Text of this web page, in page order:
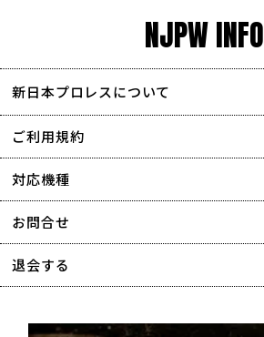
NJPW INFO
新日本プロレスについて
会社情報
採用情報
協賛・広告媒体のご案内
特定商取引に関する表記
ご利用規約
対応機種
お問合せ
退会する